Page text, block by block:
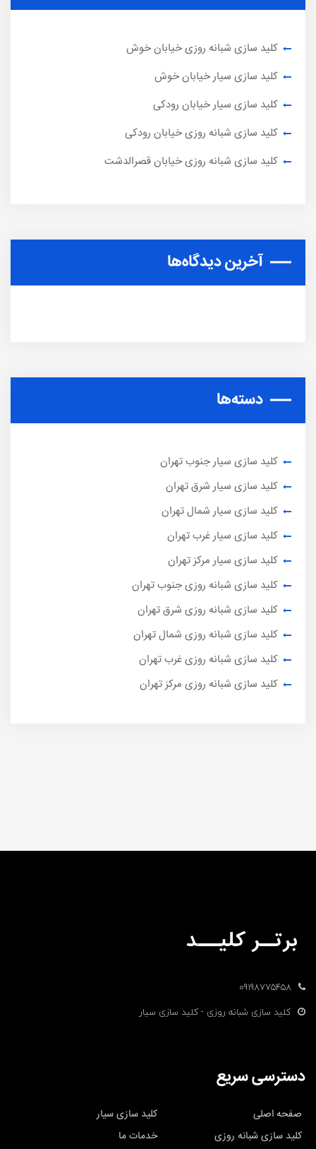
کلید سازی شبانه روزی خیابان خوش
کلید سازی سیار خیابان خوش
کلید سازی سیار خیابان رودکی
کلید سازی شبانه روزی خیابان رودکی
کلید سازی شبانه روزی خیابان قصرالدشت
آخرین دیدگاه‌ها
دسته‌ها
کلید سازی سیار جنوب تهران
کلید سازی سیار شرق تهران
کلید سازی سیار شمال تهران
کلید سازی سیار غرب تهران
کلید سازی سیار مرکز تهران
کلید سازی شبانه روزی جنوب تهران
کلید سازی شبانه روزی شرق تهران
کلید سازی شبانه روزی شمال تهران
کلید سازی شبانه روزی غرب تهران
کلید سازی شبانه روزی مرکز تهران
09198775458
کلید سازی شبانه روزی - کلید سازی سیار
دسترسی سریع
صفحه اصلی
کلید سازی سیار
کلید سازی شبانه روزی
خدمات ما